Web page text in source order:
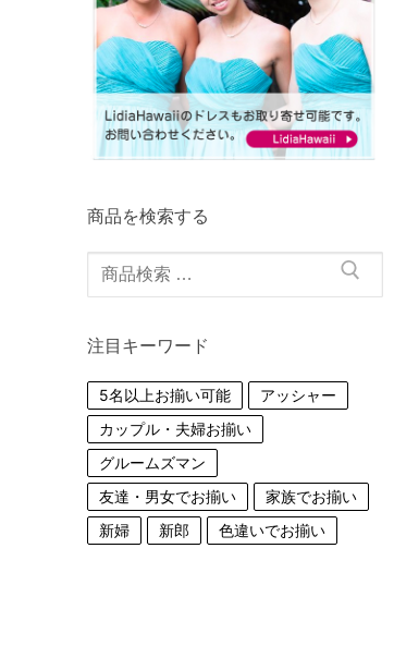
商品を検索する
検
索
象:
注目キーワード
5名以上お揃い可能
アッシャー
カップル・夫婦お揃い
グルームズマン
友達・男女でお揃い
家族でお揃い
新婦
新郎 色違いでお揃い